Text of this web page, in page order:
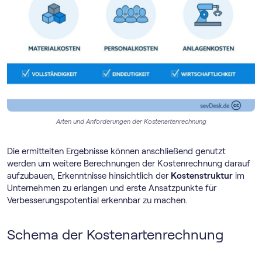
Arten und Anforderungen der Kostenartenrechnung
Die ermittelten Ergebnisse können anschließend genutzt
werden um weitere Berechnungen der Kostenrechnung darauf
aufzubauen, Erkenntnisse hinsichtlich der Kostenstruktur im
Unternehmen zu erlangen und erste Ansatzpunkte für
Verbesserungspotential erkennbar zu machen.
Schema der Kostenartenrechnung